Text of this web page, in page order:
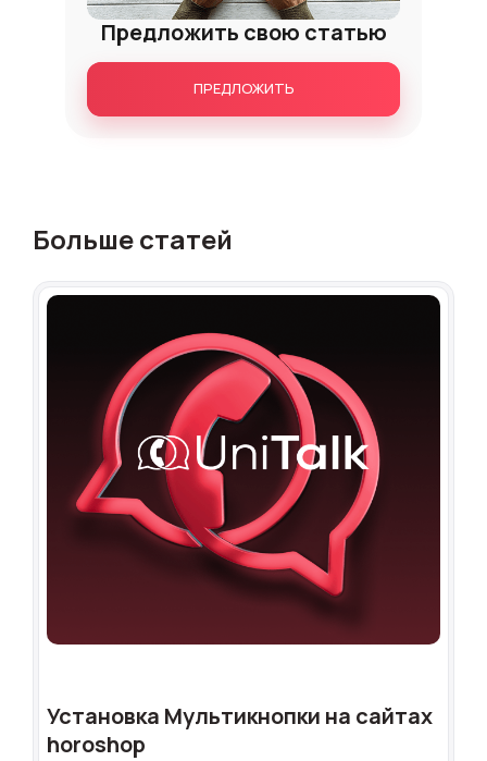
Предложить свою статью
ПРЕДЛОЖИТЬ
Больше статей
Установка Мультикнопки на сайтах
horoshop